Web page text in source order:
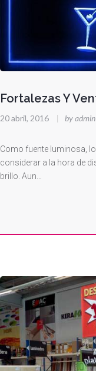
Fortalezas Y
20 abril, 2016 | by admin
Como fuente luminosa,
considerar a la hora de
brillo. Aun…